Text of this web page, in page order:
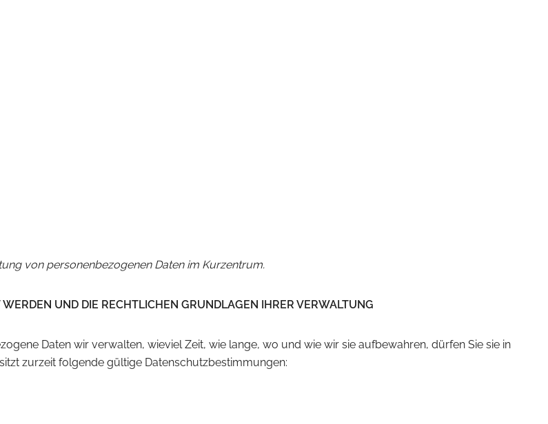
von personenbezogenen Daten im Kurzentrum.
UND DIE RECHTLICHEN GRUNDLAGEN IHRER VERWALTUNG
Daten wir verwalten, wieviel Zeit, wie lange, wo und wie wir sie aufbewahren, dürfen Sie sie in
zurzeit folgende gültige Datenschutzbestimmungen: